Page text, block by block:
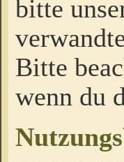
bitte
Bitte
wenn du